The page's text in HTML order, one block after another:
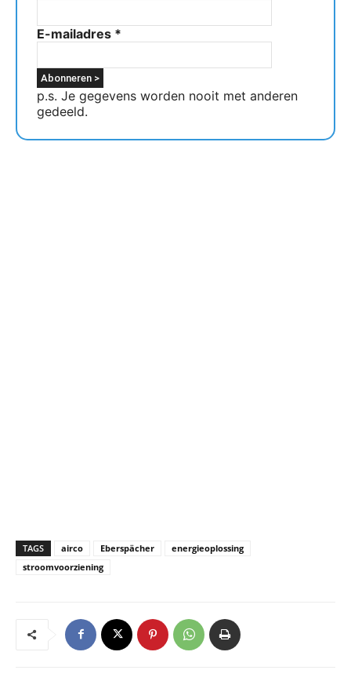
E-mailadres *
p.s. Je gegevens worden nooit met anderen
gedeeld.
TAGS airco Eberspächer
energieoplossing
stroomvoorziening